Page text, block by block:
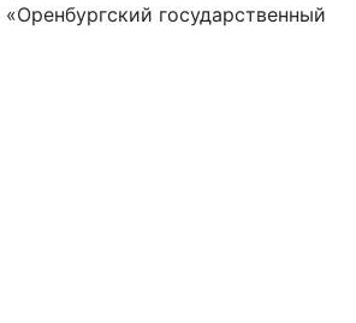
государственный